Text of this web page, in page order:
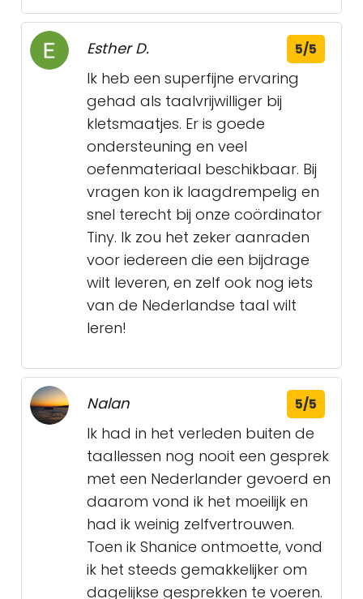
Esther D. 5/5
Ik heb een superfijne ervaring
gehad als taalvrijwilliger bij
kletsmaatjes. Er is goede
ondersteuning en veel
oefenmateriaal beschikbaar. Bij
vragen kon ik laagdrempelig en
snel terecht bij onze coördinator
Tiny. Ik zou het zeker aanraden
voor iedereen die een bijdrage
wilt leveren, en zelf ook nog iets
van de Nederlandse taal wilt
leren!
Nalan 5/5
Ik had in het verleden buiten de
taallessen nog nooit een gesprek
met een Nederlander gevoerd en
daarom vond ik het moeilijk en
had ik weinig zelfvertrouwen.
Toen ik Shanice ontmoette, vond
ik het steeds gemakkelijker om
dagelijkse gesprekken te voeren.